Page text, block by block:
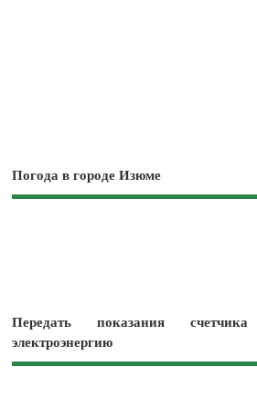
Погода в городе Изюме
Передать показания
электроэнергию